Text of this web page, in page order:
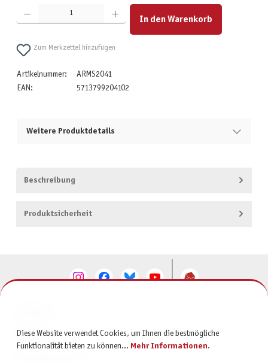
Produkt Anzahl: Gib den gewünschten Wert ein oder benutze die Schaltflächen um die Anzahl zu
In den Warenkorb
Zum Merkzettel hinzufügen
Artikelnummer:
ARMS2041
EAN:
5713799204102
Weitere Produktdetails
Beschreibung
Produktsicherheit
SERVICE
Diese Website verwendet Cookies, um Ihnen die bestmögliche
Funktionalität bieten zu können... Mehr Informationen.